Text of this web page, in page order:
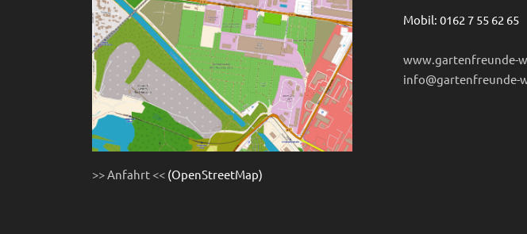
>> Anfahrt << (OpenStreetMap)
Mobil: 0162 7 55 62 65
www.gartenfreunde-
info@gartenfreunde-